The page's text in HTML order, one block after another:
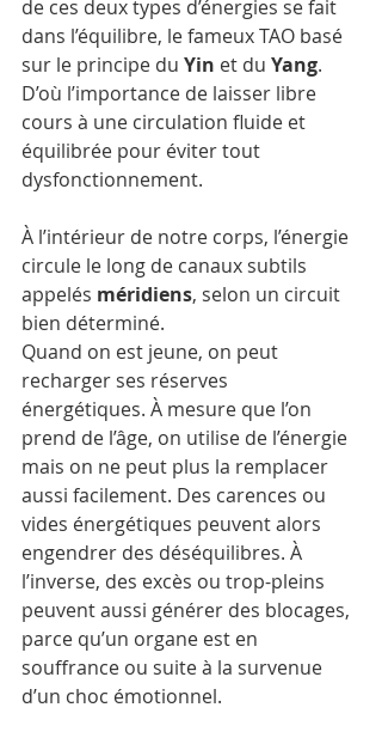
de ces deux types d’énergies se fait
dans l’équilibre, le fameux TAO basé
sur le principe du Yin et du Yang.
D’où l’importance de laisser libre
cours à une circulation fluide et
équilibrée pour éviter tout
dysfonctionnement.
À l’intérieur de notre corps, l’énergie
circule le long de canaux subtils
appelés méridiens, selon un circuit
bien déterminé.
Quand on est jeune, on peut
recharger ses réserves
énergétiques. À mesure que l’on
prend de l’âge, on utilise de l’énergie
mais on ne peut plus la remplacer
aussi facilement. Des carences ou
vides énergétiques peuvent alors
engendrer des déséquilibres. À
l’inverse, des excès ou trop-pleins
peuvent aussi générer des blocages,
parce qu’un organe est en
souffrance ou suite à la survenue
d’un choc émotionnel.